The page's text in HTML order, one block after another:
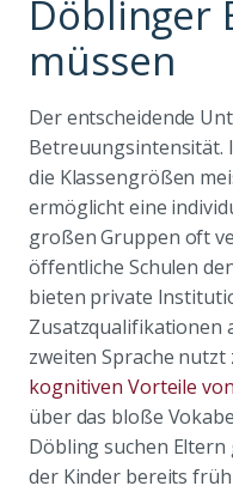
Döblinger
müssen
Der entscheidende
Betreuungsintensität.
die Klassengrößen
ermöglicht eine
großen Gruppen oft
öffentliche Schulen
bieten private
Zusatzqualifikationen
zweiten Sprache nutzt
kognitiven Vorteile
über das bloße
Döbling suchen
der Kinder bereits